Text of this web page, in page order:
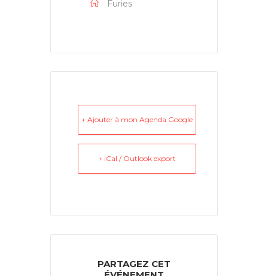
Furies
+ Ajouter à mon Agenda Google
+ iCal / Outlook export
PARTAGEZ CET